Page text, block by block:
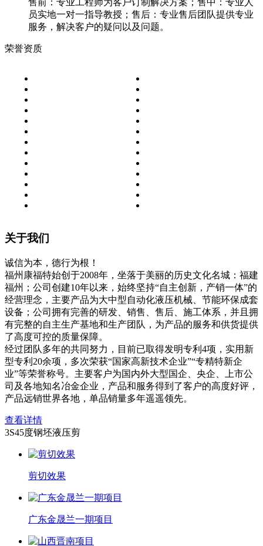
售前：专业工程师为客户订制解决方案；售中：专业人
员实地一对一指导教授；售后：专业售后团队提供专业
服务，解决客户的疑问以及问题。
荣誉资质
关于我们
诚信为本，德行为根！
福州康福特始创于2008年，坐落于美丽的历史文化名城：福建
福州；公司创建10年以来，始终坚持“自主创新，产销一体”的
经营理念，主要产品为大中型自动化液压机械、节能环保成套
设备；公司拥有完善的研发、销售、售后、施工体系，并且拥
有完整的自主生产基地和生产团队，为产品的服务和供货提供
了高度可控的质量保障。
经过团队多年的共同努力，目前已取得发明专利4项，实用新
型专利20余项，多次荣获“国家高新技术企业”“专精特新企
业”等荣誉称号。主要客户为国内外大型国企、央企、上市公
司及各地知名冶金企业，产品和服务得到了客户的高度好评，
产品远销世界各地，单品销量多年遥遥领先。
查看详情
3S45度钢坯液压剪
剪切效果
广东金晟兰一期项目